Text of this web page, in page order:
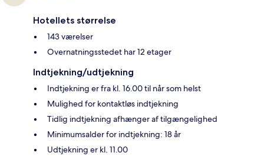
Hotellets størrelse
143 værelser
Overnatningsstedet har 12 etager
Indtjekning/udtjekning
Indtjekning er fra kl. 16.00 til når som helst
Mulighed for kontaktløs indtjekning
Tidlig indtjekning afhænger af tilgængelighed
Minimumsalder for indtjekning: 18 år
Udtjekning er kl. 11.00